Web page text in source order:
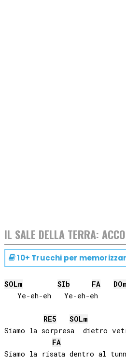
IL SALE DELLA TERRA:
10+ Trucchi per
SOLm SIb FA DO
   Ye-eh-eh   Ye-eh-eh
RE5 SOLm
Siamo la sorpresa  dietro
FA
Siamo la risata dentro al